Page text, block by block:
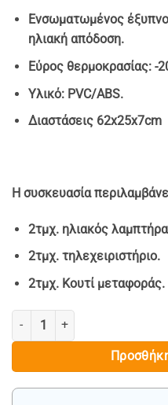
Ενσωματωμένος
ηλιακή απόδοση.
Εύρος θερμοκρασίας: -
Υλικό: PVC/ABS.
Διαστάσεις 62x25x7cm
Η συσκευασία
2τμχ. ηλιακός
2τμχ. τηλεχειριστήριο.
2τμχ. Κουτί μεταφοράς.
2 ΤΕΜ. LED ΗΛΙΑΚΗ ΛΑΜΠΑ